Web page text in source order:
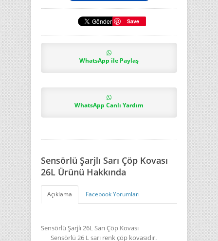
Save
WhatsApp ile Paylaş
WhatsApp Canlı Yardım
Sensörlü Şarjlı Sarı Çöp Kovası
26L Ürünü Hakkında
Açıklama Facebook Yorumları
Sensörlü Şarjlı 26L Sarı Çöp Kovası
Sensörlü 26 L sarı renk çöp kovasıdır.